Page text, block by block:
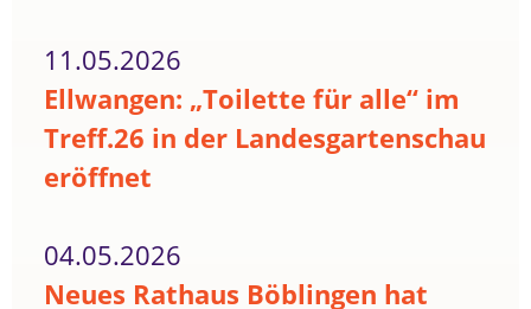
11.05.2026
Ellwangen: „Toilette für alle“ im
Treff.26 in der Landesgartenschau
eröffnet
04.05.2026
Neues Rathaus Böblingen hat